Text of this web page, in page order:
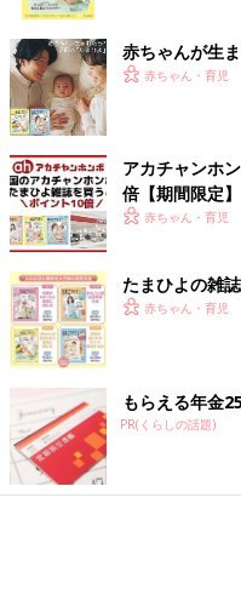
赤ちゃんが生
赤ちゃん・育児
アカチャンホ
倍【期間限定】
赤ちゃん・育児
たまひよの雑誌
赤ちゃん・育児
もらえる年金
PR(くらしの話題)